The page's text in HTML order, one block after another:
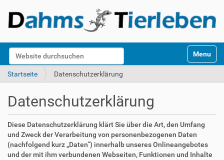
Website durchsuchen
k
Toggle
Startseite Datenschutzerklärung
Datenschutzerklärung
Diese Datenschutzerklärung klärt Sie über die Art, den Umfang
und Zweck der Verarbeitung von personenbezogenen Daten
(nachfolgend kurz „Daten“) innerhalb unseres Onlineangebotes
und der mit ihm verbundenen Webseiten, Funktionen und Inhalte